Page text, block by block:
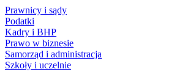
Prawnicy i sądy
Podatki
Kadry i BHP
Prawo w biznesie
Samorząd i administracja
Szkoły i uczelnie